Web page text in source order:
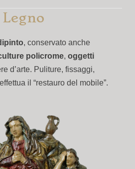
Legno
, conservato anche
policrome,oggetti
d’arte. Puliture, fissaggi,
il “restauro del mobile”.